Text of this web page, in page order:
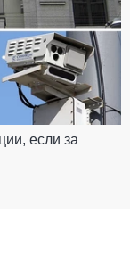
если за